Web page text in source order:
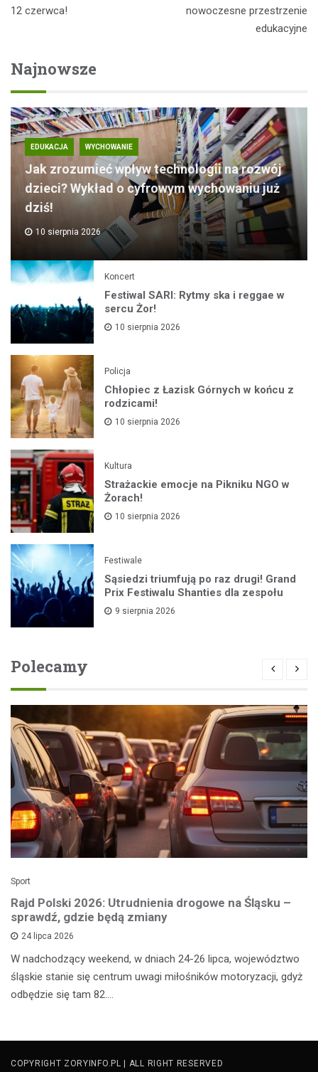
12 czerwca!
nowoczesne przestrzenie
edukacyjne
Najnowsze
EDUKACJA WYCHOWANIE
Jak zrozumieć wpływ technologii na rozwój
dzieci? Wykład o cyfrowym wychowaniu już
dziś!
10 sierpnia 2026
Koncert
Festiwal SARI: Rytmy ska i reggae w
sercu Żor!
10 sierpnia 2026
Policja
Chłopiec z Łazisk Górnych w końcu z
rodzicami!
10 sierpnia 2026
Kultura
Strażackie emocje na Pikniku NGO w
Żorach!
10 sierpnia 2026
Festiwale
Sąsiedzi triumfują po raz drugi! Grand
Prix Festiwalu Shanties dla zespołu
9 sierpnia 2026
Polecamy
Sport
Rajd Polski 2026: Utrudnienia drogowe na Śląsku –
sprawdź, gdzie będą zmiany
24 lipca 2026
W nadchodzący weekend, w dniach 24-26 lipca, województwo
śląskie stanie się centrum uwagi miłośników motoryzacji, gdyż
odbędzie się tam 82.…
COPYRIGHT ZORYINFO.PL | ALL RIGHT RESERVED